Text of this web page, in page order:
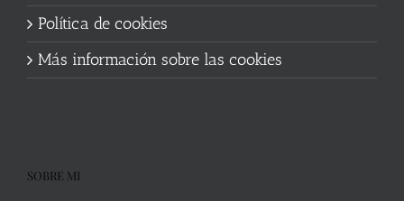
Política de cookies
Más información sobre las cookies
SOBRE MI